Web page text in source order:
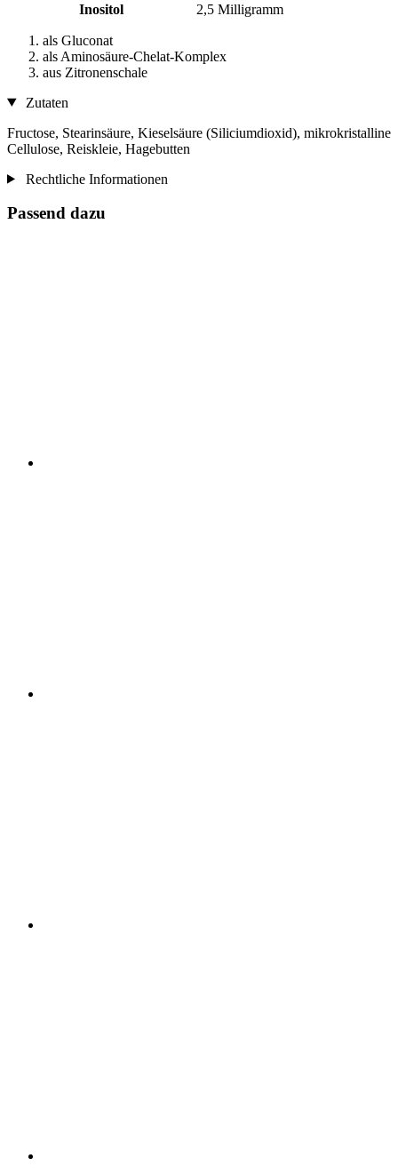
Inositol
2,5 Milligramm
als Gluconat
als Aminosäure-Chelat-Komplex
aus Zitronenschale
Zutaten
Fructose, Stearinsäure, Kieselsäure (Siliciumdioxid), mikrokristalline
Cellulose, Reiskleie, Hagebutten
Rechtliche Informationen
Passend dazu